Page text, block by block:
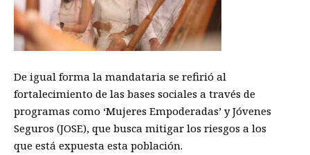
De igual forma la mandataria se refirió al
fortalecimiento de las bases sociales a través de
programas como ‘Mujeres Empoderadas’ y Jóvenes
Seguros (JOSE), que busca mitigar los riesgos a los
que está expuesta esta población.